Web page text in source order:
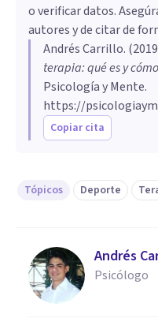
o verificar datos.
autores y de citar de
Andrés Carrillo. (
terapia: qué es y
Psicología y Mente.
https://
Copiar cita
Tópicos Deporte
Andrés
Psicólogo